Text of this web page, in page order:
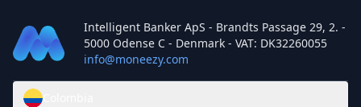
Intelligent Banker ApS - Brandts Passage 29, 2. -
5000 Odense C - Denmark - VAT: DK32260055
info@moneezy.com